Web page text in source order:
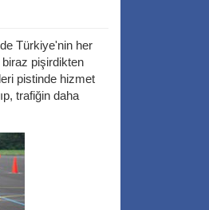
Türkiye'nin her
pişirdikten
pistinde hizmet
trafiğin daha